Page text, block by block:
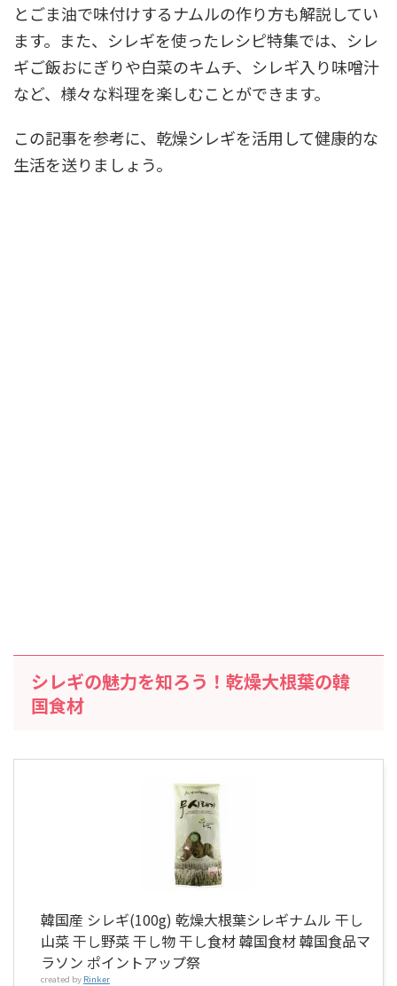
とごま油で味付けするナムルの作り方も解説してい
ます。また、シレギを使ったレシピ特集では、シレ
ギご飯おにぎりや白菜のキムチ、シレギ入り味噌汁
など、様々な料理を楽しむことができます。
この記事を参考に、乾燥シレギを活用して健康的な
生活を送りましょう。
シレギの魅力を知ろう！乾燥大根葉の韓
国食材
韓国産 シレギ(100g) 乾燥大根葉シレギナムル 干し
山菜 干し野菜 干し物 干し食材 韓国食材 韓国食品マ
ラソン ポイントアップ祭
created by Rinker